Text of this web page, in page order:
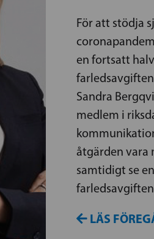
För att stödja
en fortsatt
Sandra
medlem i
åtgärden vara
samtidigt se
LÄS